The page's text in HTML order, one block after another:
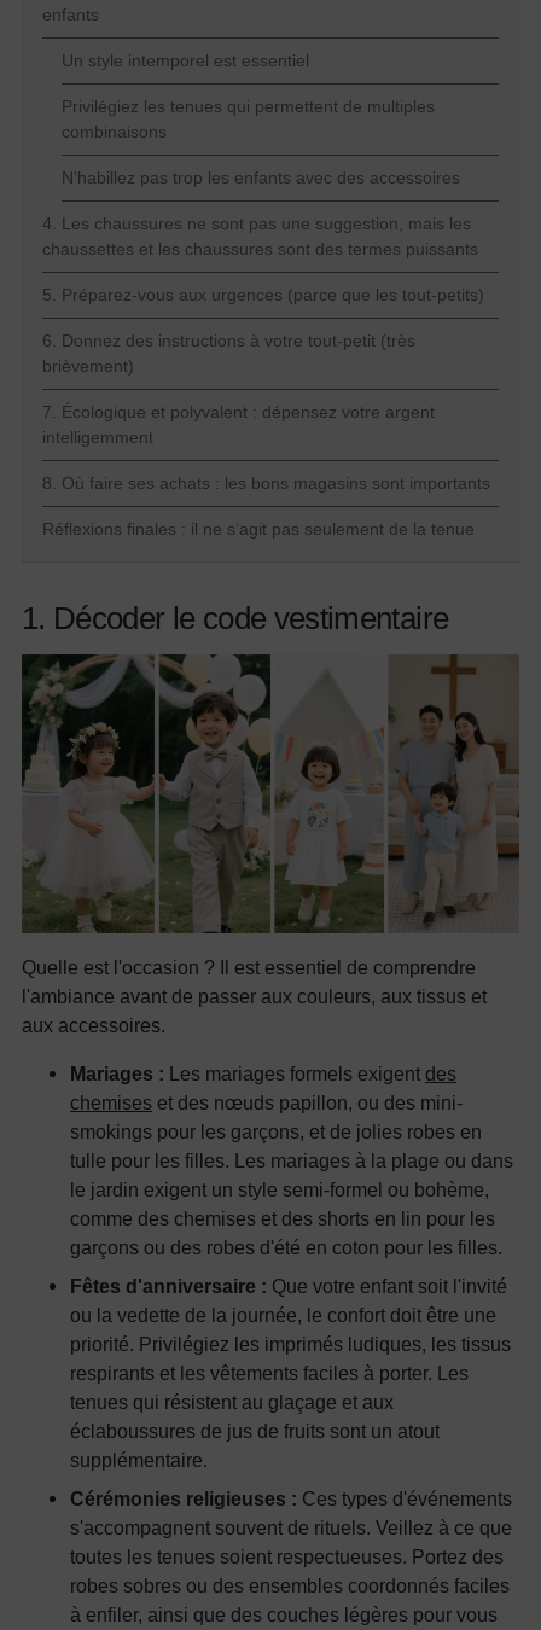
enfants
Un style intemporel est essentiel
Privilégiez les tenues qui permettent de multiples
combinaisons
N'habillez pas trop les enfants avec des accessoires
4. Les chaussures ne sont pas une suggestion, mais les
chaussettes et les chaussures sont des termes puissants
5. Préparez-vous aux urgences (parce que les tout-petits)
6. Donnez des instructions à votre tout-petit (très
brièvement)
7. Écologique et polyvalent : dépensez votre argent
intelligemment
8. Où faire ses achats : les bons magasins sont importants
Réflexions finales : il ne s’agit pas seulement de la tenue
1. Décoder le code vestimentaire
Quelle est l'occasion ? Il est essentiel de comprendre
l'ambiance avant de passer aux couleurs, aux tissus et
aux accessoires.
Mariages : Les mariages formels exigent des
chemises et des nœuds papillon, ou des mini-
smokings pour les garçons, et de jolies robes en
tulle pour les filles. Les mariages à la plage ou dans
le jardin exigent un style semi-formel ou bohème,
comme des chemises et des shorts en lin pour les
garçons ou des robes d'été en coton pour les filles.
Fêtes d'anniversaire : Que votre enfant soit l'invité
ou la vedette de la journée, le confort doit être une
priorité. Privilégiez les imprimés ludiques, les tissus
respirants et les vêtements faciles à porter. Les
tenues qui résistent au glaçage et aux
éclaboussures de jus de fruits sont un atout
supplémentaire.
Cérémonies religieuses : Ces types d'événements
s'accompagnent souvent de rituels. Veillez à ce que
toutes les tenues soient respectueuses. Portez des
robes sobres ou des ensembles coordonnés faciles
à enfiler, ainsi que des couches légères pour vous